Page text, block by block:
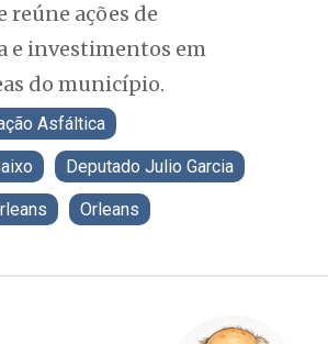
ações de
e investimentos em
do município.
Asfáltica
Deputado Julio Garcia
Orleans